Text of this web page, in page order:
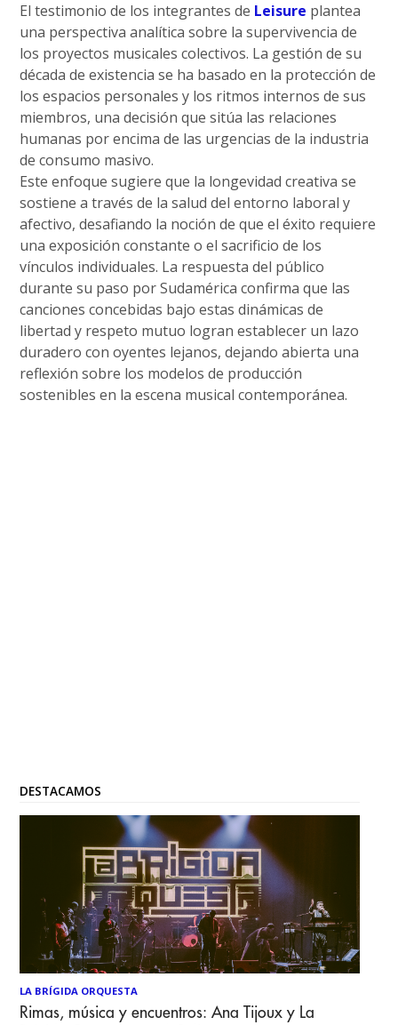
El testimonio de los integrantes de Leisure plantea
una perspectiva analítica sobre la supervivencia de
los proyectos musicales colectivos. La gestión de su
década de existencia se ha basado en la protección de
los espacios personales y los ritmos internos de sus
miembros, una decisión que sitúa las relaciones
humanas por encima de las urgencias de la industria
de consumo masivo.
Este enfoque sugiere que la longevidad creativa se
sostiene a través de la salud del entorno laboral y
afectivo, desafiando la noción de que el éxito requiere
una exposición constante o el sacrificio de los
vínculos individuales. La respuesta del público
durante su paso por Sudamérica confirma que las
canciones concebidas bajo estas dinámicas de
libertad y respeto mutuo logran establecer un lazo
duradero con oyentes lejanos, dejando abierta una
reflexión sobre los modelos de producción
sostenibles en la escena musical contemporánea.
DESTACAMOS
LA BRÍGIDA ORQUESTA
Rimas, música y encuentros: Ana Tijoux y La